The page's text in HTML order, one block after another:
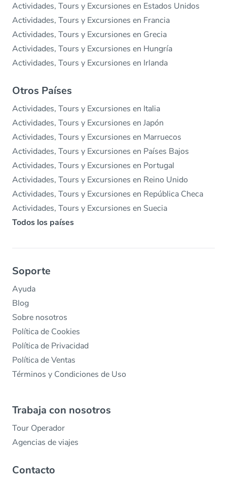
Actividades, Tours y Excursiones en Estados Unidos
Actividades, Tours y Excursiones en Francia
Actividades, Tours y Excursiones en Grecia
Actividades, Tours y Excursiones en Hungría
Actividades, Tours y Excursiones en Irlanda
Otros Países
Actividades, Tours y Excursiones en Italia
Actividades, Tours y Excursiones en Japón
Actividades, Tours y Excursiones en Marruecos
Actividades, Tours y Excursiones en Países Bajos
Actividades, Tours y Excursiones en Portugal
Actividades, Tours y Excursiones en Reino Unido
Actividades, Tours y Excursiones en República Checa
Actividades, Tours y Excursiones en Suecia
Todos los países
Soporte
Ayuda
Blog
Sobre nosotros
Política de Cookies
Política de Privacidad
Política de Ventas
Términos y Condiciones de Uso
Trabaja con nosotros
Tour Operador
Agencias de viajes
Contacto